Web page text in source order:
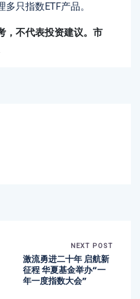
只指数ETF产品。
，不代表投资建议。市
NEXT POST
激流勇进二十年 启航新
征程 华夏基金举办“一
年一度指数大会”